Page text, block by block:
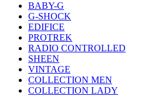
BABY-G
G-SHOCK
EDIFICE
PROTREK
RADIO CONTROLLED
SHEEN
VINTAGE
COLLECTION MEN
COLLECTION LADY